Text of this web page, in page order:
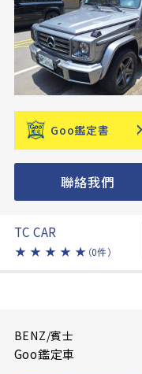
Goo鑑定書
聯絡我們
TC CAR
★ ★ ★ ★ ★ （0件）
BENZ/賓士
Goo鑑定車